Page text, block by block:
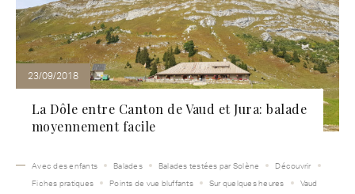
23/09/2018
La Dôle entre Canton de Vaud et Jura: balade
moyennement facile
Avec des enfants Balades Balades testées par Solène
Découvrir
Fiches pratiques
Points de vue bluffants Sur quelques heures Vaud